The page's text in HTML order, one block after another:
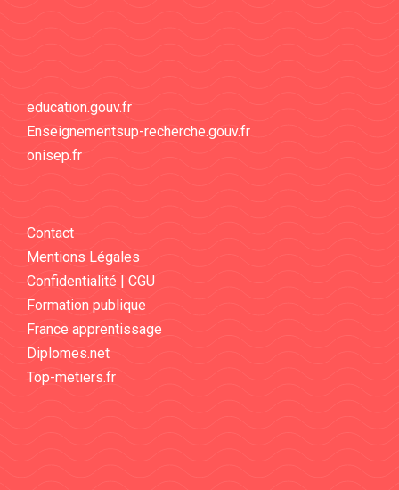
education.gouv.fr
Enseignementsup-recherche.gouv.fr
onisep.fr
Contact
Mentions Légales
Confidentialité | CGU
Formation publique
France apprentissage
Diplomes.net
Top-metiers.fr